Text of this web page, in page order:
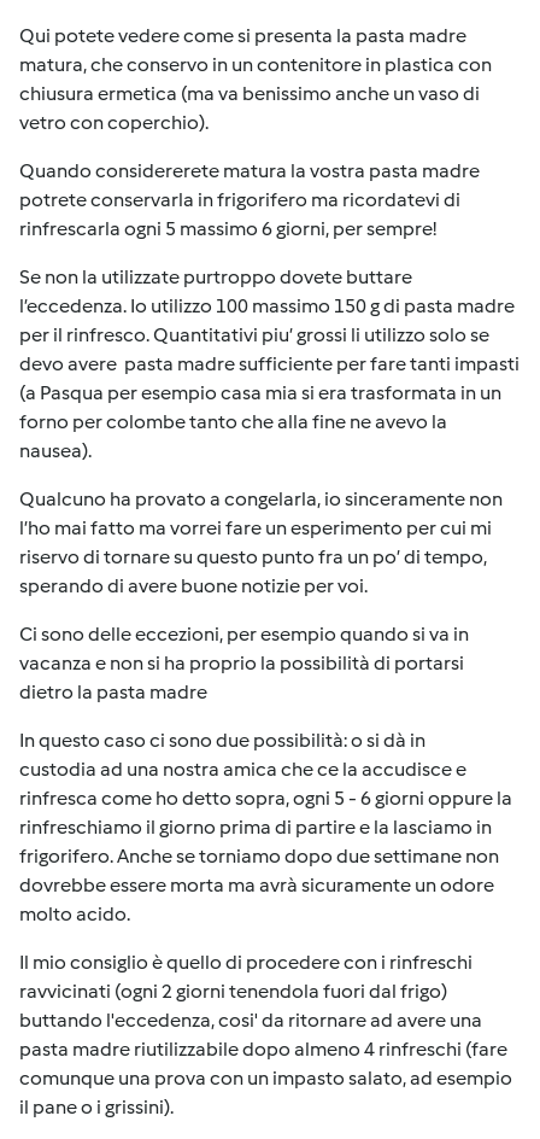
Qui potete vedere come si presenta la pasta madre
matura, che conservo in un contenitore in plastica con
chiusura ermetica (ma va benissimo anche un vaso di
vetro con coperchio).
Quando considererete matura la vostra pasta madre
potrete conservarla in frigorifero ma ricordatevi di
rinfrescarla ogni 5 massimo 6 giorni, per sempre!
Se non la utilizzate purtroppo dovete buttare
l’eccedenza. Io utilizzo 100 massimo 150 g di pasta madre
per il rinfresco. Quantitativi piu’ grossi li utilizzo solo se
devo avere pasta madre sufficiente per fare tanti impasti
(a Pasqua per esempio casa mia si era trasformata in un
forno per colombe tanto che alla fine ne avevo la
nausea).
Qualcuno ha provato a congelarla, io sinceramente non
l’ho mai fatto ma vorrei fare un esperimento per cui mi
riservo di tornare su questo punto fra un po’ di tempo,
sperando di avere buone notizie per voi.
Ci sono delle eccezioni, per esempio quando si va in
vacanza e non si ha proprio la possibilità di portarsi
dietro la pasta madre
In questo caso ci sono due possibilità: o si dà in
custodia ad una nostra amica che ce la accudisce e
rinfresca come ho detto sopra, ogni 5 - 6 giorni oppure la
rinfreschiamo il giorno prima di partire e la lasciamo in
frigorifero. Anche se torniamo dopo due settimane non
dovrebbe essere morta ma avrà sicuramente un odore
molto acido.
Il mio consiglio è quello di procedere con i rinfreschi
ravvicinati (ogni 2 giorni tenendola fuori dal frigo)
buttando l'eccedenza, cosi' da ritornare ad avere una
pasta madre riutilizzabile dopo almeno 4 rinfreschi (fare
comunque una prova con un impasto salato, ad esempio
il pane o i grissini).